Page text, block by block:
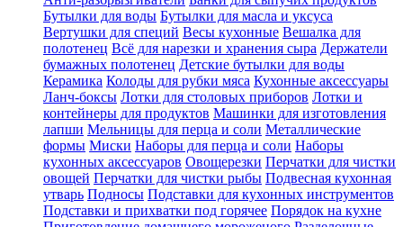
Бутылки для воды Бутылки для масла и уксуса
Вертушки для специй Весы кухонные Вешалка для
полотенец Всё для нарезки и хранения сыра Держатели
бумажных полотенец Детские бутылки для воды
Керамика Колоды для рубки мяса Кухонные аксессуары
Ланч-боксы Лотки для столовых приборов Лотки и
контейнеры для продуктов Машинки для изготовления
лапши Мельницы для перца и соли Металлические
формы Миски Наборы для перца и соли Наборы
кухонных аксессуаров Овощерезки Перчатки для чистки
овощей Перчатки для чистки рыбы Подвесная кухонная
утварь Подносы Подставки для кухонных инструментов
Подставки и прихватки под горячее Порядок на кухне